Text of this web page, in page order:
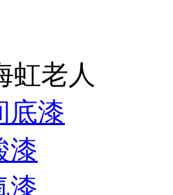
虹老人
底漆
漆
漆